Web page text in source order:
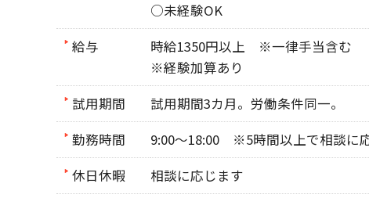
○未経験OK
給与
時給1350円以上 ※一律手当含む
※経験加算あり
試用期間
試用期間3カ月。労働条件同一。
勤務時間
9:00～18:00 ※5時間以上で相談に
休日休暇
相談に応じます